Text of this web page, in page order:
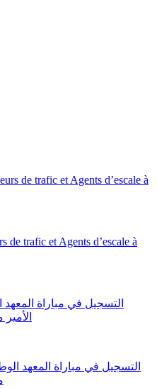
de trafic et Agents d’escale à
التسجيل في مباراة المعهد